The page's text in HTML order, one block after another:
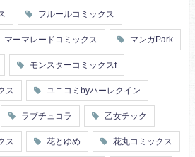
フルールコミックス
マーマレードコミックス マンガPark
モンスターコミックスf
ス ユニコミbyハーレクイン
ラブチュコラ 乙女チック
ス 花とゆめ 花丸コミックス